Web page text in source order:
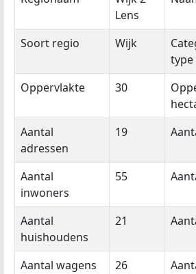
Lens
Soort regio Wijk
type
Oppervlakte 30
Aantal
adressen
19
Aantal
inwoners
55
Aantal
huishoudens
21
Aantal wagens 26